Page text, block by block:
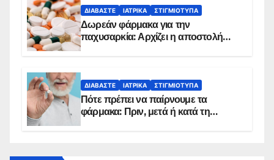
ΔΙΑΒΆΣΤΕ ΙΑΤΡΙΚΆ ΣΤΙΓΜΙΌΤΥΠΑ
Δωρεάν φάρμακα για την
παχυσαρκία: Αρχίζει η αποστολή
ΔΙΑΒΆΣΤΕ ΙΑΤΡΙΚΆ ΣΤΙΓΜΙΌΤΥΠΑ
Πότε πρέπει να παίρνουμε τα
φάρμακα: Πριν, μετά ή κατά τη